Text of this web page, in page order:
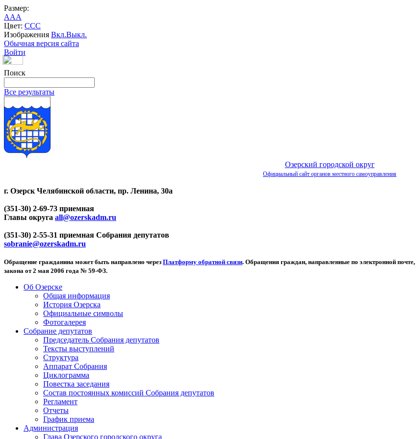
Размер:
AAA
Цвет: CCC
Изображения Вкл.Выкл.
Обычная версия сайта
Войти
Поиск
Все результаты
Озерский городской округ
Официальный сайт органов местного самоуправления
г. Озерск Челябинской области, пр. Ленина, 30а
(351-30) 2-69-73 приемная
Главы округа all@ozerskadm.ru
(351-30) 2-55-31 приемная Собрания депутатов
sobranie@ozerskadm.ru
Обращение гражданина может быть направлено через Платформу обратной связи. Обращения граждан, направленные по электронной почте,
закона от 2 мая 2006 года № 59-ФЗ.
Об Озерске
Общая информация
История Озерска
Официальные символы
Фотогалерея
Собрание депутатов
Председатель Собрания депутатов
Тексты выступлений
Структура
Аппарат Собрания
Циклограмма
Повестка заседания
Состав постоянных комиссий Собрания депутатов
Регламент
Отчеты
График приема
Администрация
Глава Озерского городского округа